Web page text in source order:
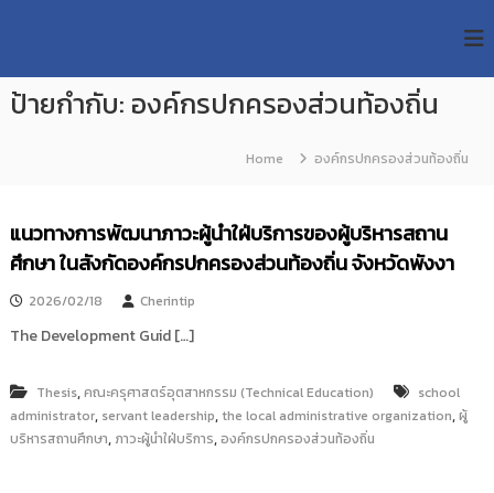
p
U
T
e
a
r
c
R
e
p
วิ
ท
ท
โ
ล
า
ช
ม
ง
ป้ายกำกับ: องค์กรปกครองส่วนท้องถิ่น
Home องค์กรปกครองส่วนท้องถิ่น
แนวทางการพัฒนาภาวะผู้นำใฝ่บริการของผู้บริหารสถาน
ศึกษา ในสังกัดองค์กรปกครองส่วนท้องถิ่น จังหวัดพังงา
2026/02/18 Cherintip
The Development Guid […]
Thesis,คณะครุศาสตร์อุตสาหกรรม (Technical Education)
school
administrator, servant leadership,the local administrative organization,ผู้
บริหารสถานศึกษา, ภาวะผู้นำใฝ่บริการ,องค์กรปกครองส่วนท้องถิ่น